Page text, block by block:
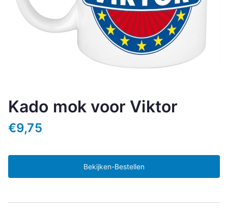
Kado mok voor Viktor
€9,75
Bekijken-Bestellen